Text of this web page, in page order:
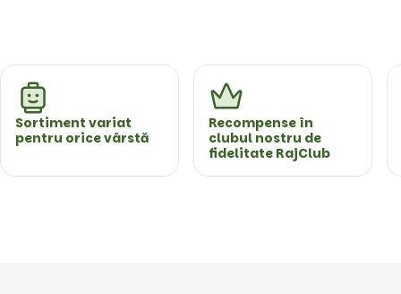
Sortiment variat
pentru orice vârstă
Recompense în
clubul nostru de
fidelitate RajClub